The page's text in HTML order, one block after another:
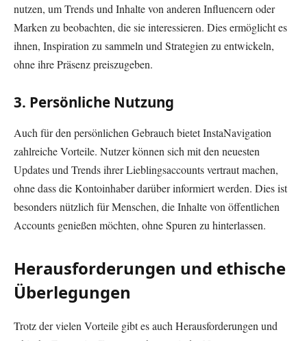
nutzen, um Trends und Inhalte von anderen Influencern oder
Marken zu beobachten, die sie interessieren. Dies ermöglicht es
ihnen, Inspiration zu sammeln und Strategien zu entwickeln,
ohne ihre Präsenz preiszugeben.
3. Persönliche Nutzung
Auch für den persönlichen Gebrauch bietet InstaNavigation
zahlreiche Vorteile. Nutzer können sich mit den neuesten
Updates und Trends ihrer Lieblingsaccounts vertraut machen,
ohne dass die Kontoinhaber darüber informiert werden. Dies ist
besonders nützlich für Menschen, die Inhalte von öffentlichen
Accounts genießen möchten, ohne Spuren zu hinterlassen.
Herausforderungen und ethische
Überlegungen
Trotz der vielen Vorteile gibt es auch Herausforderungen und